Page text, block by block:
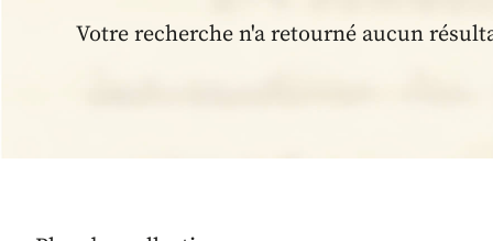
Votre recherche n'a retourné aucun